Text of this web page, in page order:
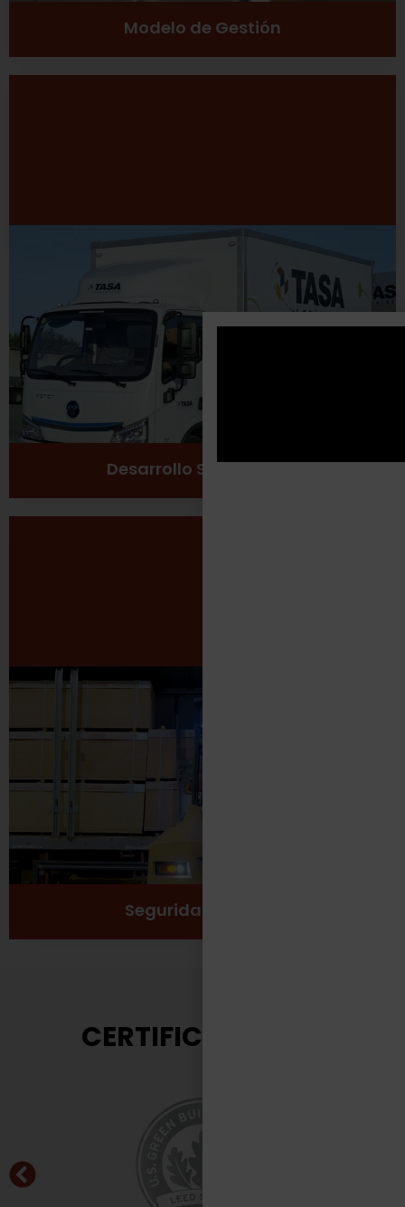
Modelo de Gestión
Desarrollo Sustentable
Desarrollo Sustentable
Inclusión social
Cuidado del medio ambiente
Ver más
Seguridad Laboral
Seguridad Laboral
Ver más
CERTIFICACIONES